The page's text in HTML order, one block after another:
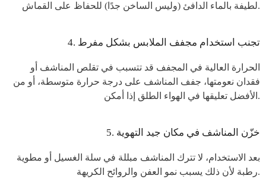
لطيفة بالماء الدافئ (وليس الساخن جدًا) للحفاظ على القماش.
4. تجنب استخدام مجفف الملابس بشكل مفرط
الحرارة العالية في المجفف قد تتسبب في تقلص المناشف أو
فقدان نعومتها، جفف المناشف على درجة حرارة متوسطة، أو من
الأفضل تعليقها في الهواء الطلق إذا أمكن.
5. خزّن المناشف في مكان جيد التهوية
بعد الاستخدام، لا تترك المناشف مبللة في سلة الغسيل أو مطوية
رطبة لأن ذلك يسبب نمو العفن والروائح الكريهة.